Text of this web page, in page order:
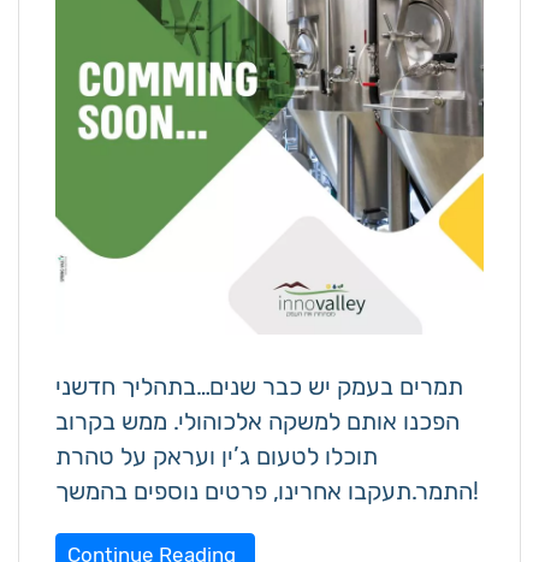
תמרים בעמק יש כבר שנים…בתהליך חדשני
הפכנו אותם למשקה אלכוהולי. ממש בקרוב
תוכלו לטעום ג’ין ועראק על טהרת
התמר.תעקבו אחרינו, פרטים נוספים בהמשך!
Continue Reading